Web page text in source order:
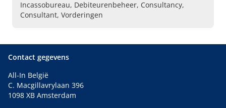
Incassobureau, Debiteurenbeheer, Consultancy,
Consultant, Vorderingen
Contact gegevens
All-In België
C. Macgillavrylaan 396
1098 XB Amsterdam